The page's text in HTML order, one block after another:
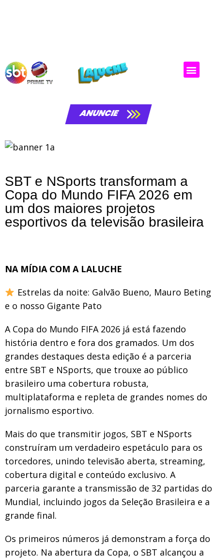
ANUNCIE
SBT e NSports transformam a
Copa do Mundo FIFA 2026 em
um dos maiores projetos
esportivos da televisão brasileira
NA MÍDIA COM A LALUCHE
Estrelas da noite: Galvão Bueno, Mauro Beting
e o nosso Gigante Pato
A Copa do Mundo FIFA 2026 já está fazendo
história dentro e fora dos gramados. Um dos
grandes destaques desta edição é a parceria
entre SBT e NSports, que trouxe ao público
brasileiro uma cobertura robusta,
multiplataforma e repleta de grandes nomes do
jornalismo esportivo.
Mais do que transmitir jogos, SBT e NSports
construíram um verdadeiro espetáculo para os
torcedores, unindo televisão aberta, streaming,
cobertura digital e conteúdo exclusivo. A
parceria garante a transmissão de 32 partidas do
Mundial, incluindo jogos da Seleção Brasileira e a
grande final.
Os primeiros números já demonstram a força do
projeto. Na abertura da Copa, o SBT alcançou a